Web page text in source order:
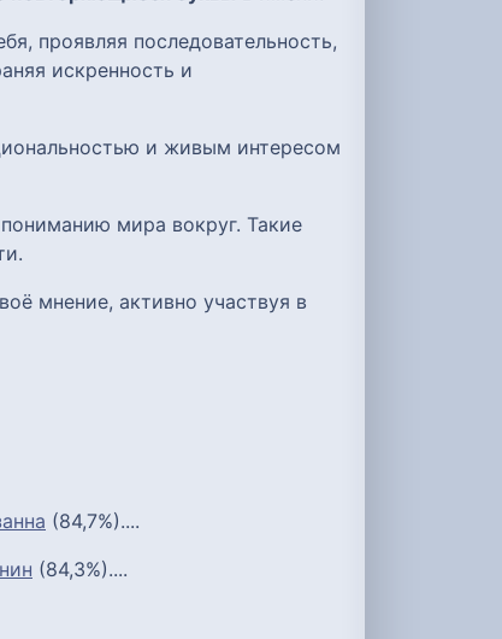
проявляя последовательность,
искренность и
и живым интересом
мира вокруг. Такие
мнение, активно участвуя в
(84,7%)....
(84,3%)....